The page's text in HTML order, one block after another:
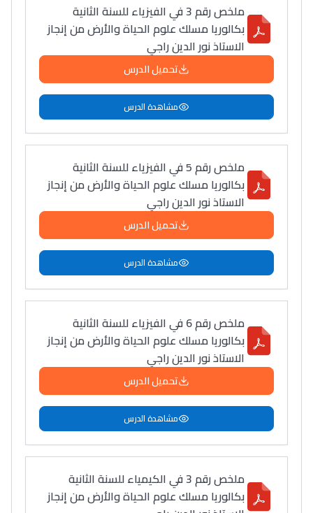
باش تقدر تساعد الناس
يلقاو التوازن من الدّاخل
ومن الخارج، بشرى
أمسكين بنات مسارها
خطوة بخطوة - مترجم
القراية و الخدمة فمجال
تقويم البصر مع المختصّة
مريم الزواكي
مسار عبد العزيز فتيشي،
المبدع فمجال الديكور و
النحت اللي كيحلم يحيي
أكادير أوفلا
سقطت فالباك و سنة
2011 بدّلاتني بزّاف، مسار
إلياس أريدال، إطار
فمنظّمة دولية
مهنة التّرجمة، العمل
التّطوّعي، التّشبيك و
أشياء أخرى مع مامودو
سامورا
بطلة المغرب فالقفز
الطولي، ملاك البردع
كتحكي على تجربتها
ملخص رقم 3 في الفيزياء للسنة الثانية
بكالوريا مسلك علوم الحياة والأرض من إنجاز
الاستاذ نور الدين راجي
تحميل الدرس
مشاهدة الدرس
ملخص رقم 5 في الفيزياء للسنة الثانية
بكالوريا مسلك علوم الحياة والأرض من إنجاز
الاستاذ نور الدين راجي
تحميل الدرس
مشاهدة الدرس
ملخص رقم 6 في الفيزياء للسنة الثانية
بكالوريا مسلك علوم الحياة والأرض من إنجاز
الاستاذ نور الدين راجي
تحميل الدرس
مشاهدة الدرس
ملخص رقم 3 في الكيمياء للسنة الثانية
بكالوريا مسلك علوم الحياة والأرض من إنجاز